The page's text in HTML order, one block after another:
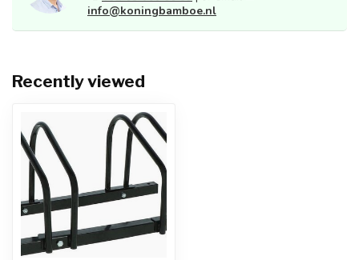
info@koningbamboe.nl
Recently viewed